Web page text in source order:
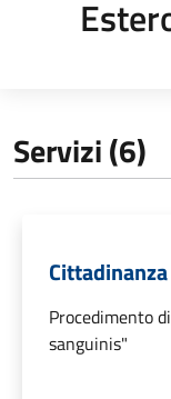
Servizi (6)
Procedimento
sanguinis"